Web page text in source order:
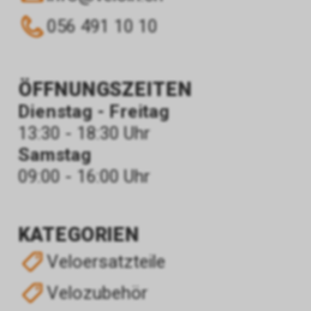
056 491 10 10
KATEGORIEN
Veloersatzteile
Velozubehör
ÖFFNUNGSZEITEN
Dienstag - Freitag
13:30 - 18:30 Uhr
Samstag
09:00 - 16:00 Uhr